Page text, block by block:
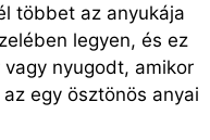
többet az anyukája
legyen, és ez
nyugodt, amikor
egy ösztönös anyai